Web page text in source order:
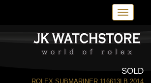
Toggle
SOLD
ROLEX SUBMARINER 116613LB 2014